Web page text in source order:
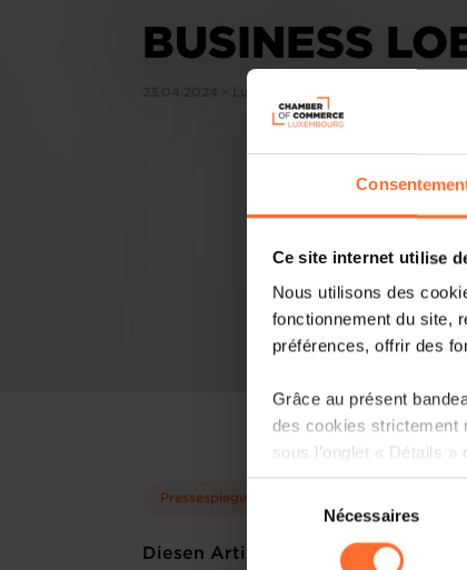
Ce site internet utilise
Nous utilisons des
fonctionnement du site,
préférences, offrir des
Grâce au présent
des cookies strictement
sous l’onglet « Détails »
Il est précisé que la
cas de refus de tous
consentement
Nécessaires
BUSINESS
Pressespiegel
Diesen Artikel teilen